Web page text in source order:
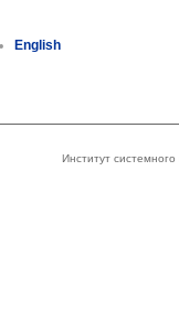
English
Институт